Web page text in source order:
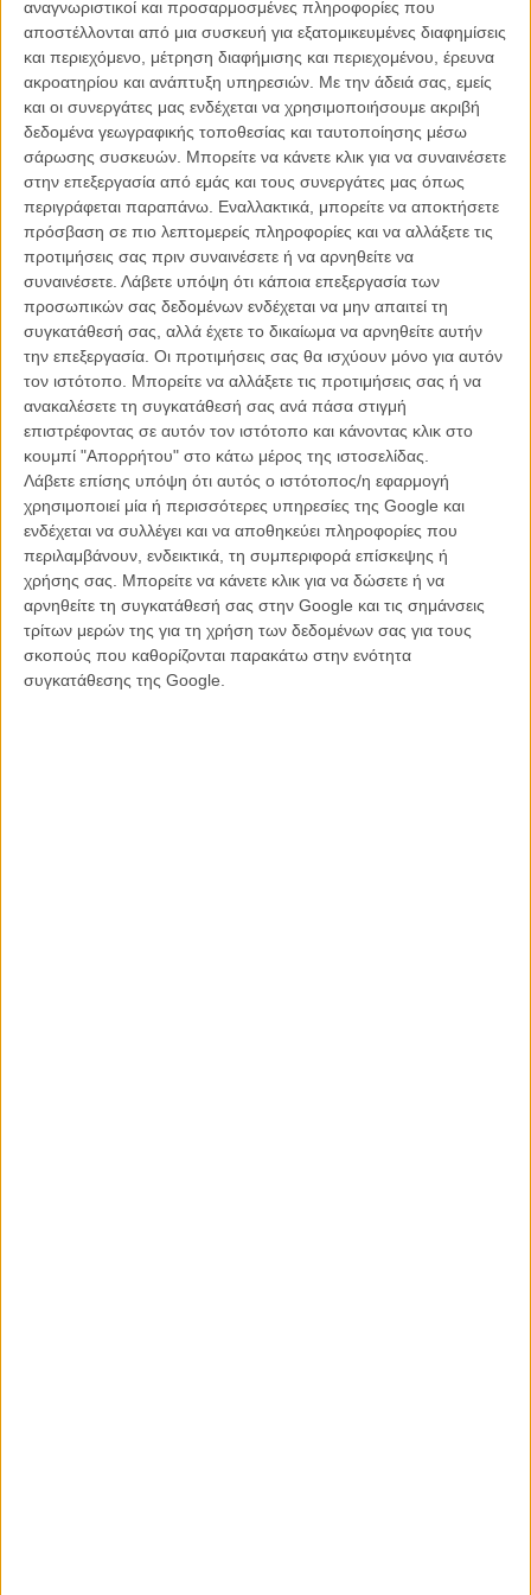
αναγνωριστικοί και προσαρμοσμένες πληροφορίες που
αποστέλλονται από μια συσκευή για εξατομικευμένες διαφημίσεις
και περιεχόμενο, μέτρηση διαφήμισης και περιεχομένου, έρευνα
ακροατηρίου και ανάπτυξη υπηρεσιών. Με την άδειά σας, εμείς
και οι συνεργάτες μας ενδέχεται να χρησιμοποιήσουμε ακριβή
δεδομένα γεωγραφικής τοποθεσίας και ταυτοποίησης μέσω
σάρωσης συσκευών. Μπορείτε να κάνετε κλικ για να συναινέσετε
στην επεξεργασία από εμάς και τους συνεργάτες μας όπως
περιγράφεται παραπάνω. Εναλλακτικά, μπορείτε να αποκτήσετε
πρόσβαση σε πιο λεπτομερείς πληροφορίες και να αλλάξετε τις
προτιμήσεις σας πριν συναινέσετε ή να αρνηθείτε να
συναινέσετε. Λάβετε υπόψη ότι κάποια επεξεργασία των
προσωπικών σας δεδομένων ενδέχεται να μην απαιτεί τη
συγκατάθεσή σας, αλλά έχετε το δικαίωμα να αρνηθείτε αυτήν
την επεξεργασία. Οι προτιμήσεις σας θα ισχύουν μόνο για αυτόν
τον ιστότοπο. Μπορείτε να αλλάξετε τις προτιμήσεις σας ή να
ανακαλέσετε τη συγκατάθεσή σας ανά πάσα στιγμή
επιστρέφοντας σε αυτόν τον ιστότοπο και κάνοντας κλικ στο
κουμπί "Απορρήτου" στο κάτω μέρος της ιστοσελίδας.
Λάβετε επίσης υπόψη ότι αυτός ο ιστότοπος/η εφαρμογή
χρησιμοποιεί μία ή περισσότερες υπηρεσίες της Google και
ενδέχεται να συλλέγει και να αποθηκεύει πληροφορίες που
περιλαμβάνουν, ενδεικτικά, τη συμπεριφορά επίσκεψης ή
χρήσης σας. Μπορείτε να κάνετε κλικ για να δώσετε ή να
αρνηθείτε τη συγκατάθεσή σας στην Google και τις σημάνσεις
τρίτων μερών της για τη χρήση των δεδομένων σας για τους
σκοπούς που καθορίζονται παρακάτω στην ενότητα
συγκατάθεσης της Google.
δημιουργό, χωρίς ωστόσο να αποκαλύπτει περισσότερες
λεπτομέρειες για κάποιο συγκεκριμένο πρότζεκτ. Η δήλωσή του
ήταν αρκετή για να αναζωπυρώσει τον ενθουσιασμό των σινεφίλ
που μεγάλωσαν με τις θρυλικές συνεργασίες των δύο ανδρών.
Παρότι μετά το «Καζίνο» του 1995 οι δρόμοι τους χώρισαν
κινηματογραφικά για περισσότερες από δύο δεκαετίες, η επιστροφή
τους με το «Ο Ιρλανδός» και αργότερα με το «Οι Δολοφόνοι του
Ανθισμένου Φεγγαριού» απέδειξε ότι η καλλιτεχνική τους σύνδεση
παραμένει ακέραιη. Ο Σκορσέζε κατάφερε ξανά να αναδείξει εκείνη
τη σκοτεινή, εσωτερική πλευρά του Ντε Νίρο που χαρακτήρισε τις
μεγαλύτερες στιγμές της καριέρας του, ενώ ο ηθοποιός ανταπέδωσε
με δύο από τις πιο ώριμες και πολυεπίπεδες ερμηνείες των
τελευταίων χρόνων. Δεν είναι τυχαίο ότι πολλοί θεωρούν τη
συνεργασία τους ως την κορυφαία σκηνοθέτη και ηθοποιού στην
ιστορία του αμερικανικού κινηματογράφου.
Διαβάστε ακόμα:Το «What Happens at Night» του Μάρτιν
Σκορσέζε ξεκίνησε γυρίσματα